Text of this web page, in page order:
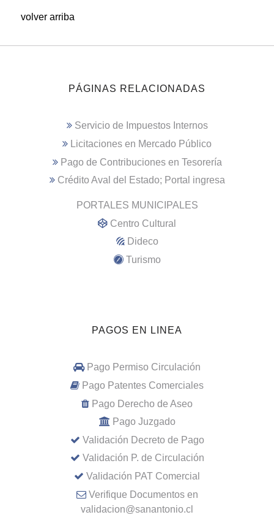
volver arriba
PÁGINAS RELACIONADAS
Servicio de Impuestos Internos
Licitaciones en Mercado Público
Pago de Contribuciones en Tesorería
Crédito Aval del Estado; Portal ingresa
PORTALES MUNICIPALES
Centro Cultural
Dideco
Turismo
PAGOS EN LINEA
Pago Permiso Circulación
Pago Patentes Comerciales
Pago Derecho de Aseo
Pago Juzgado
Validación Decreto de Pago
Validación P. de Circulación
Validación PAT Comercial
Verifique Documentos en
validacion@sanantonio.cl